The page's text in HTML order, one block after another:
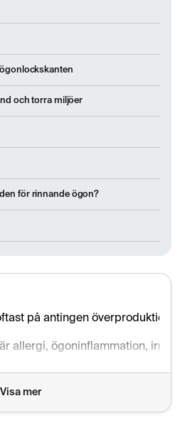
och torra miljöer
för rinnande ögon?
på antingen överproduktion
allergi, ögoninflammation,
Visa mer